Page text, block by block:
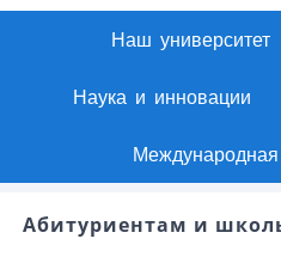
Наш университет
Наука и инновации
Международная
Абитуриентам и